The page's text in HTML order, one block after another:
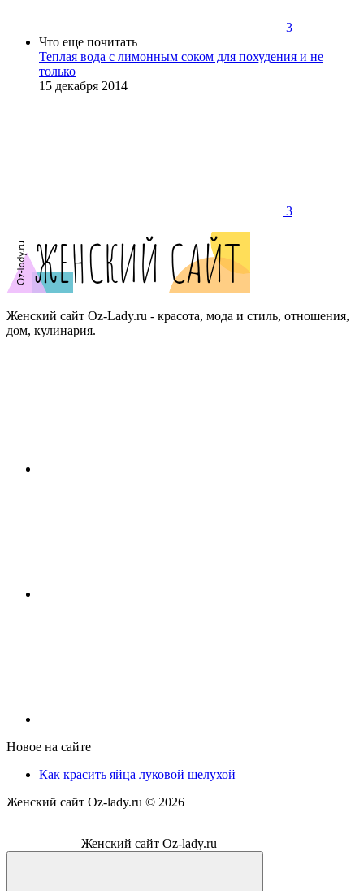
3
Что еще почитать
Теплая вода с лимонным соком для похудения и не
только
15 декабря 2014
3
Женский сайт Oz-Lady.ru - красота, мода и стиль, отношения,
дом, кулинария.
Новое на сайте
Как красить яйца луковой шелухой
Женский сайт Oz-lady.ru © 2026
Женский сайт Oz-lady.ru